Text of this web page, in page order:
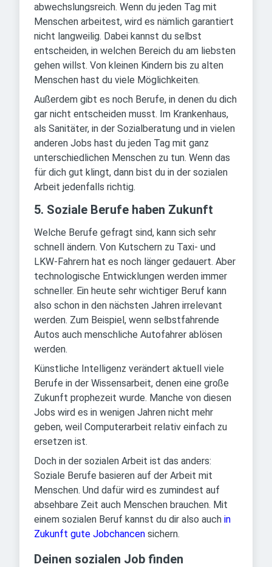
abwechslungsreich. Wenn du jeden Tag mit
Menschen arbeitest, wird es nämlich garantiert
nicht langweilig. Dabei kannst du selbst
entscheiden, in welchen Bereich du am liebsten
gehen willst. Von kleinen Kindern bis zu alten
Menschen hast du viele Möglichkeiten.
Außerdem gibt es noch Berufe, in denen du dich
gar nicht entscheiden musst. Im Krankenhaus,
als Sanitäter, in der Sozialberatung und in vielen
anderen Jobs hast du jeden Tag mit ganz
unterschiedlichen Menschen zu tun. Wenn das
für dich gut klingt, dann bist du in der sozialen
Arbeit jedenfalls richtig.
5. Soziale Berufe haben Zukunft
Welche Berufe gefragt sind, kann sich sehr
schnell ändern. Von Kutschern zu Taxi- und
LKW-Fahrern hat es noch länger gedauert. Aber
technologische Entwicklungen werden immer
schneller. Ein heute sehr wichtiger Beruf kann
also schon in den nächsten Jahren irrelevant
werden. Zum Beispiel, wenn selbstfahrende
Autos auch menschliche Autofahrer ablösen
werden.
Künstliche Intelligenz verändert aktuell viele
Berufe in der Wissensarbeit, denen eine große
Zukunft prophezeit wurde. Manche von diesen
Jobs wird es in wenigen Jahren nicht mehr
geben, weil Computerarbeit relativ einfach zu
ersetzen ist.
Doch in der sozialen Arbeit ist das anders:
Soziale Berufe basieren auf der Arbeit mit
Menschen. Und dafür wird es zumindest auf
absehbare Zeit auch Menschen brauchen. Mit
einem sozialen Beruf kannst du dir also auch in
Zukunft gute Jobchancen sichern.
Deinen sozialen Job finden